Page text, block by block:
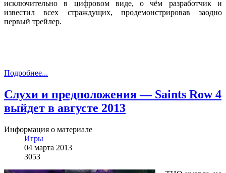
исключительно в цифровом виде, о чём разработчик и
известил всех страждущих, продемонстрировав заодно
первый трейлер.
Подробнее...
Слухи и предположения — Saints Row 4
выйдет в августе 2013
Информация о материале
Игры
04 марта 2013
3053